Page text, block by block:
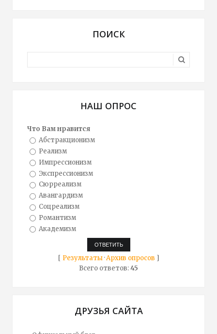
ПОИСК
НАШ ОПРОС
Что Вам нравится
Абстракционизм
Реализм
Импрессионизм
Экспрессионизм
Сюрреализм
Авангардизм
Соцреализм
Романтизм
Академизм
[ Результаты·Архив опросов ]
Всего ответов:45
ДРУЗЬЯ САЙТА